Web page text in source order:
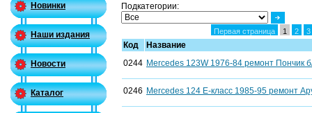
Новинки
Наши издания
Новости
Каталог
Подкатегории:
Первая страница 1 2 3
Код
Название
0244 Mercedes 123W 1976-84 ремонт Пончик
0246 Mercedes 124 Е-класс 1985-95 ремонт